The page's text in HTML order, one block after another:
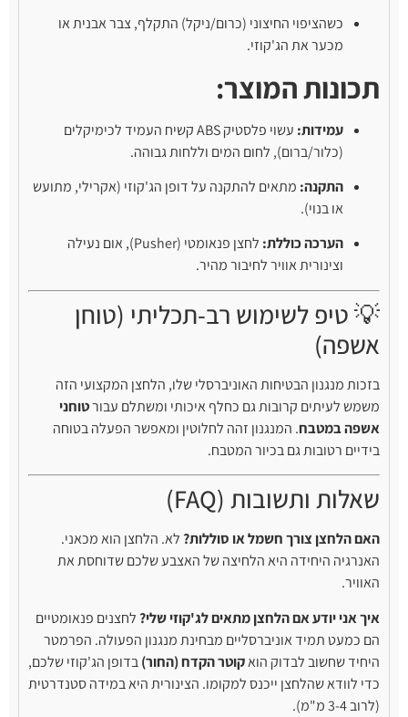
כשהציפוי החיצוני (כרום/ניקל) התקלף, צבר אבנית או
מכער את הג'קוזי.
תכונות המוצר:
עמידות:
עשוי פלסטיק ABS קשיח העמיד לכימיקלים
(כלור/ברום), לחום המים וללחות גבוהה.
התקנה: מתאים להתקנה על דופן הג'קוזי (אקרילי, מתועש
או בנוי).
הערכה כוללת:
לחצן פנאומטי (Pusher), אום נעילה
וצינורית אוויר לחיבור מהיר.
💡 טיפ לשימוש רב-תכליתי (טוחן
אשפה)
בזכות מנגנון הבטיחות האוניברסלי שלו, הלחצן המקצועי הזה
משמש לעיתים קרובות גם כחלף איכותי ומשתלם עבורטוחני
אשפה במטבח. המנגנון זהה לחלוטין ומאפשר הפעלה בטוחה
בידיים רטובות גם בכיור המטבח.
שאלות ותשובות (FAQ)
האם הלחצן צורך חשמל או סוללות? לא. הלחצן הוא מכאני.
האנרגיה היחידה היא הלחיצה של האצבע שלכם שדוחסת את
האוויר.
איך אני יודע אם הלחצן מתאים לג'קוזי שלי? לחצנים פנאומטיים
הם כמעט תמיד אוניברסליים מבחינת מנגנון הפעולה. הפרמטר
היחיד שחשוב לבדוק הואקוטר הקדח (החור)בדופן הג'קוזי שלכם,
כדי לוודא שהלחצן ייכנס למקומו. הצינורית היא במידה סטנדרטית
(לרוב 3-4 מ"מ).